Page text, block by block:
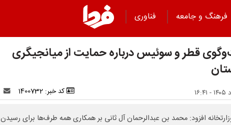
فرهنگ و جامعه فناوری
قطر و سوئیس درباره حمایت از میانجیگری
کد خبر: 1400732
افزود: محمد بن عبدالرحمان آل ثانی بر همکاری همه طرف‌ها برای رسیدن